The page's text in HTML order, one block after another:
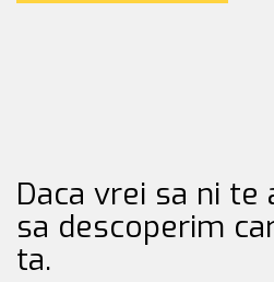
Daca vrei sa ni
sa descoperim
ta.